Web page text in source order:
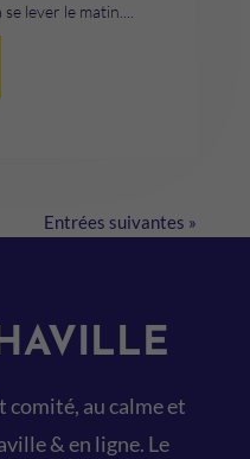
lever le matin....
Entrées suivantes »
comité, au calme et
& en ligne. Le